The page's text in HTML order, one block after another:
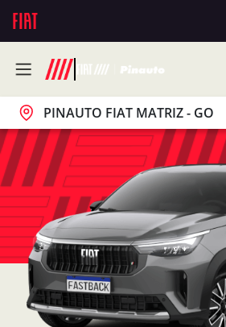
PINAUTO FIAT MATRIZ - GO